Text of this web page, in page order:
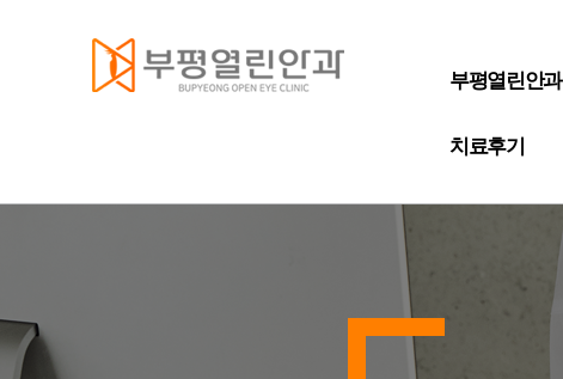
부평열린안과
치료후기